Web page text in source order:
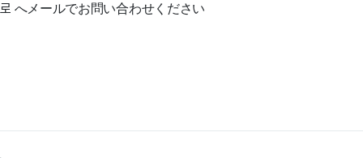
へメールでお問い合わせください